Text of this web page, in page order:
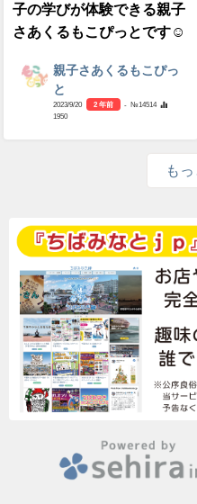
子の学びが体験できる親子
さあくるもこぴっとです☺
親子さあくるもこぴっ
と
2023/9/20 2 年前
- №14514
1950
も